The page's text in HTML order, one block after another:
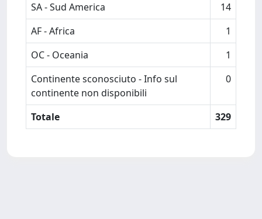
SA - Sud America
14
AF - Africa
1
OC - Oceania
1
Continente sconosciuto - Info sul
continente non disponibili
0
Totale 329